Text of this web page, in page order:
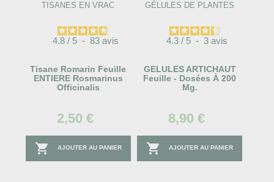
TISANES EN VRAC
4.8 / 5 - 83 avis
Tisane Romarin Feuille
ENTIERE Rosmarinus
Officinalis
2,50 €
 AJOUTER AU PANIER
GÉLULES DE PLANTES
4.3 / 5 - 3 avis
GELULES ARTICHAUT
Feuille - Dosées À 200
Mg.
8,90 €
 AJOUTER AU PANIER